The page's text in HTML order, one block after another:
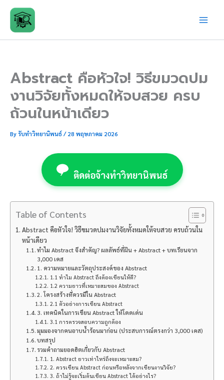
content
Abstract คือหัวใจ! วิธีขมวดปม
งานวิจัยทั้งหมดให้จบสวย ครบ
ถ้วนในหน้าเดียว
Byรับทำวิทยานิพนธ์/28 พฤษภาคม 2026
ติดต่อจ้างทำวิทยานิพนธ์
Table of Contents
Abstract คือหัวใจ! วิธีขมวดปมงานวิจัยทั้งหมดให้จบสวย ครบถ้วนใน
หน้าเดียว
ทำไม Abstract จึงสำคัญ? ผลลัพธ์ที่ฝัน + Abstract + บทเรียนจาก
3,000 เคส
1. ความหมายและวัตถุประสงค์ของ Abstract
1.1 ทำไม Abstract ถึงต้องเขียนให้ดี?
1.2 ความยาวที่เหมาะสมของ Abstract
2. โครงสร้างที่ควรมีใน Abstract
2.1 ตัวอย่างการเขียน Abstract
3. เทคนิคในการเขียน Abstract ให้โดดเด่น
3.1 การตรวจสอบความถูกต้อง
มุมมองจากคนอาบน้ำร้อนมาก่อน (ประสบการณ์ตรงกว่า 3,000 เคส)
บทสรุป
รวมคำถามยอดฮิตเกี่ยวกับ Abstract
1. Abstract ยาวเท่าไหร่ถึงจะเหมาะสม?
2. ควรเขียน Abstract ก่อนหรือหลังจากเขียนงานวิจัย?
3. ถ้าไม่รู้จะเริ่มต้นเขียน Abstract ได้อย่างไร?